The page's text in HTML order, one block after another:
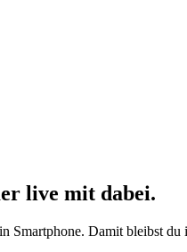
live mit dabei.
Smartphone. Damit bleibst